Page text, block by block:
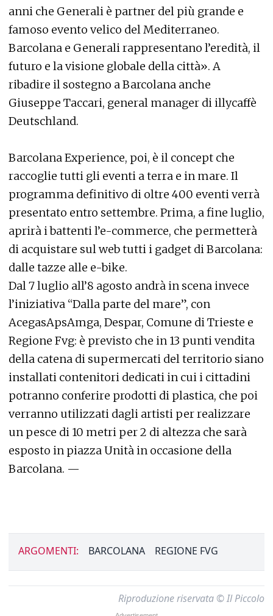
anni che Generali è partner del più grande e
famoso evento velico del Mediterraneo.
Barcolana e Generali rappresentano l’eredità, il
futuro e la visione globale della città». A
ribadire il sostegno a Barcolana anche
Giuseppe Taccari, general manager di illycaffè
Deutschland.
Barcolana Experience, poi, è il concept che
raccoglie tutti gli eventi a terra e in mare. Il
programma definitivo di oltre 400 eventi verrà
presentato entro settembre. Prima, a fine luglio,
aprirà i battenti l’e-commerce, che permetterà
di acquistare sul web tutti i gadget di Barcolana:
dalle tazze alle e-bike.
Dal 7 luglio all’8 agosto andrà in scena invece
l’iniziativa “Dalla parte del mare”, con
AcegasApsAmga, Despar, Comune di Trieste e
Regione Fvg: è previsto che in 13 punti vendita
della catena di supermercati del territorio siano
installati contenitori dedicati in cui i cittadini
potranno conferire prodotti di plastica, che poi
verranno utilizzati dagli artisti per realizzare
un pesce di 10 metri per 2 di altezza che sarà
esposto in piazza Unità in occasione della
Barcolana. —
ARGOMENTI: BARCOLANA REGIONE FVG
Riproduzione riservata © Il Piccolo